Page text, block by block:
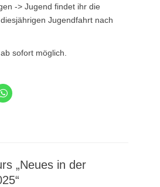
-> Jugend findet ihr die
Jugendfahrt nach
sofort möglich.
„Neues in der